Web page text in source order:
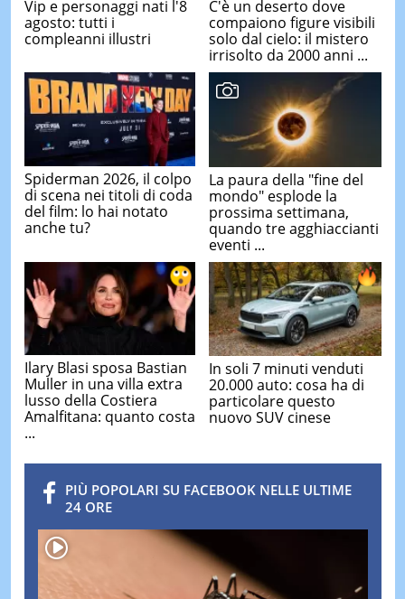
Vip e personaggi nati l'8
agosto: tutti i
compleanni illustri
C'è un deserto dove
compaiono figure visibili
solo dal cielo: il mistero
irrisolto da 2000 anni ...
Spiderman 2026, il colpo
di scena nei titoli di coda
del film: lo hai notato
anche tu?
La paura della "fine del
mondo" esplode la
prossima settimana,
quando tre agghiaccianti
eventi ...
Ilary Blasi sposa Bastian
Muller in una villa extra
lusso della Costiera
Amalfitana: quanto costa
...
In soli 7 minuti venduti
20.000 auto: cosa ha di
particolare questo
nuovo SUV cinese
PIÙ POPOLARI SU FACEBOOK NELLE ULTIME
24 ORE